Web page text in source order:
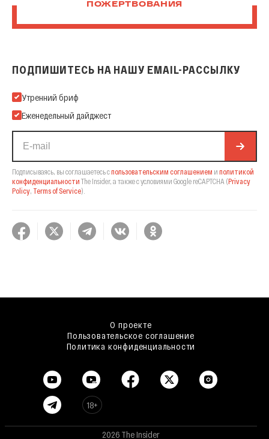
ПОЖЕРТВОВАНИЯ
ПОДПИШИТЕСЬ НА НАШУ EMAIL-РАССЫЛКУ
Подпишитесь на нашу Email-рассылку
Утренний бриф
Еженедельный дайджест
Подписываясь, вы соглашаетесь спользовательским соглашением и политикой
конфиденциальности The Insider, а также с условиями Google reCAPTCHA (Privacy
Policy, Terms of Service).
О проекте
Пользовательское соглашение
Политика конфиденциальности
18+
2026 The Insider